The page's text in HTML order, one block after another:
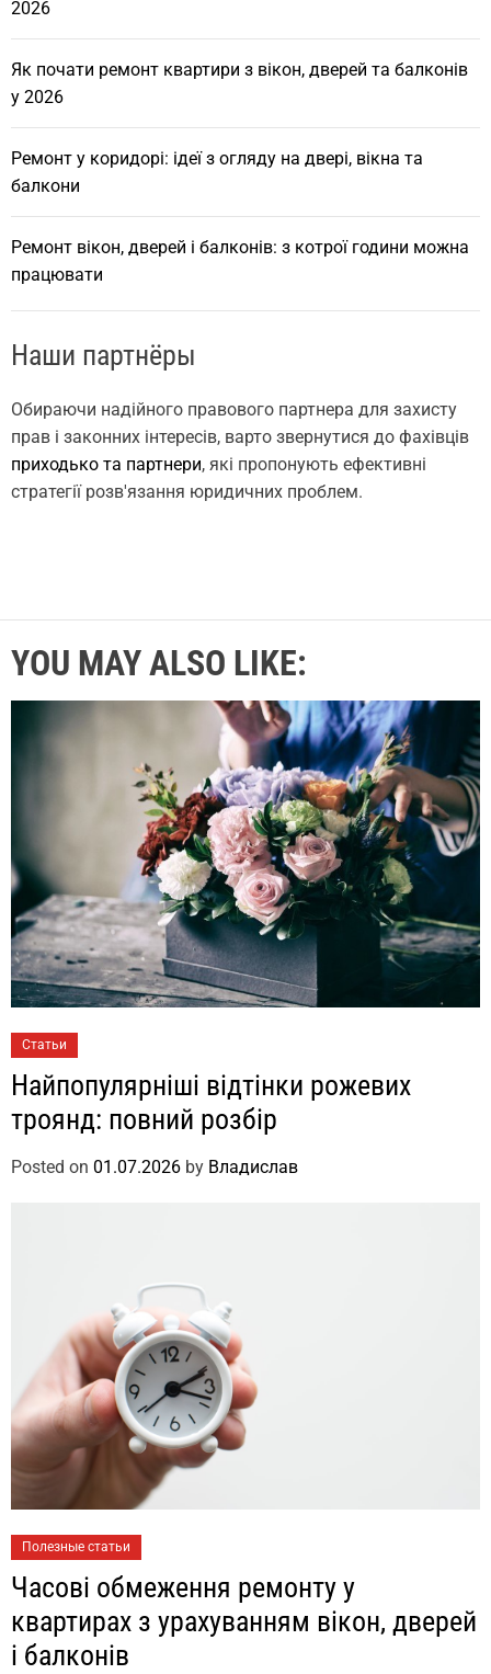
2026
Як почати ремонт квартири з вікон, дверей та балконів
у 2026
Ремонт у коридорі: ідеї з огляду на двері, вікна та
балкони
Ремонт вікон, дверей і балконів: з котрої години можна
працювати
Наши партнёры
Обираючи надійного правового партнера для захисту
прав і законних інтересів, варто звернутися до фахівців
приходько та партнери, які пропонують ефективні
стратегії розв'язання юридичних проблем.
YOU MAY ALSO LIKE:
Статьи
Найпопулярніші відтінки рожевих
троянд: повний розбір
Posted on 01.07.2026 by Владислав
Полезные статьи
Часові обмеження ремонту у
квартирах з урахуванням вікон, дверей
і балконів